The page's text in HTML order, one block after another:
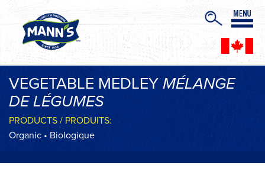
VEGETABLE MEDLEYMÉLANGE
DE LÉGUMES
PRODUCTS / PRODUITS:
Organic • Biologique